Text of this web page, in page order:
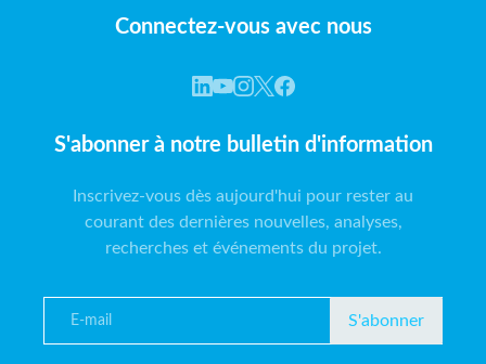
Connectez-vous avec nous
S'abonner à notre bulletin d'information
Inscrivez-vous dès aujourd'hui pour rester au
courant des dernières nouvelles, analyses,
recherches et événements du projet.
S'abonner